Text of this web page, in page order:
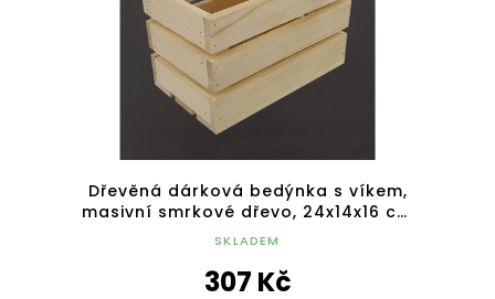
Dřevěná dárková bedýnka s víkem,
masivní smrkové dřevo, 24x14x16 cm
(délka/šířka/výška)
SKLADEM
307 Kč